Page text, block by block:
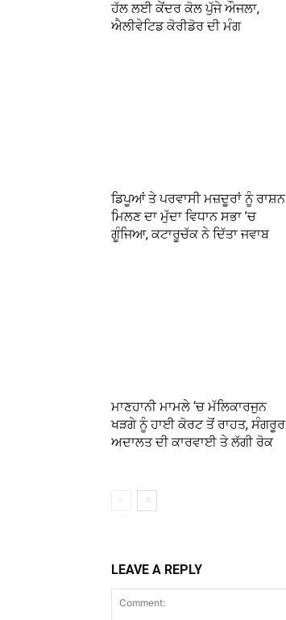
ਹੱਲ ਲਈ ਕੇਂਦਰ ਕੋਲ ਪੁੱਜੇ ਔਜਲਾ,
ਐਲੀਵੇਟਿਡ ਕੋਰੀਡੋਰ ਦੀ ਮੰਗ
ਡਿਪੂਆਂ ਤੇ ਪਰਵਾਸੀ ਮਜ਼ਦੂਰਾਂ ਨੂੰ ਰਾਸ਼ਨ
ਮਿਲਣ ਦਾ ਮੁੱਦਾ ਵਿਧਾਨ ਸਭਾ ’ਚ
ਗੂੰਜਿਆ, ਕਟਾਰੂਚੱਕ ਨੇ ਦਿੱਤਾ ਜਵਾਬ
ਮਾਣਹਾਨੀ ਮਾਮਲੇ ‘ਚ ਮੱਲਿਕਾਰਜੁਨ
ਖੜਗੇ ਨੂੰ ਹਾਈ ਕੋਰਟ ਤੋਂ ਰਾਹਤ, ਸੰਗਰੂਰ
ਅਦਾਲਤ ਦੀ ਕਾਰਵਾਈ ਤੇ ਲੱਗੀ ਰੋਕ
LEAVE A REPLY